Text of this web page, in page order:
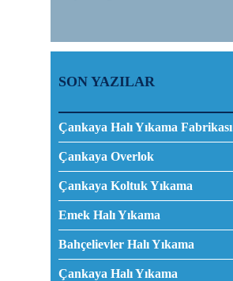
SON YAZILAR
Çankaya Halı Yıkama Fabrikası
Çankaya Overlok
Çankaya Koltuk Yıkama
Emek Halı Yıkama
Bahçelievler Halı Yıkama
Çankaya Halı Yıkama